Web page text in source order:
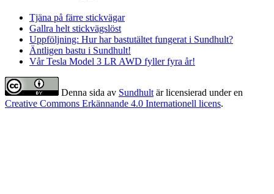
Tjäna på färre stickvägar
Gallra helt stickvägslöst
Uppföljning: Hur har bastutältet fungerat i Sundhult?
Äntligen bastu i Sundhult!
Vår Tesla Model 3 LR AWD fyller fyra år!
Denna sida av Sundhult är licensierad under en
Creative Commons Erkännande 4.0 Internationell licens.